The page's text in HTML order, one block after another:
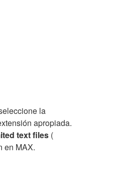
la
apropiada.
text files (
en MAX.